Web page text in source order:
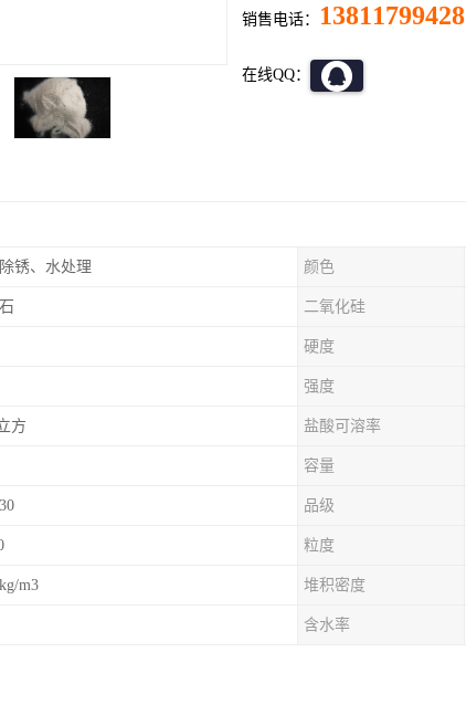
销售电话： 13811799428
在线QQ：
锈、水处理 颜色
二氧化硅
硬度
强度
方 盐酸可溶率
容量
品级
粒度
m3 堆积密度
含水率